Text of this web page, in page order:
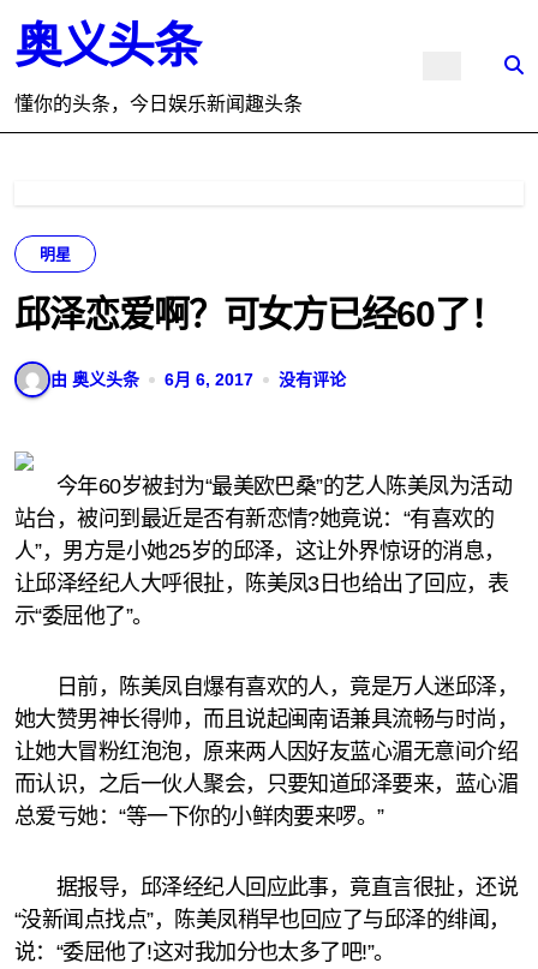
到
内
容
奥义头条
懂你的头条，今日娱乐新闻趣头条
明星
邱泽恋爱啊？可女方已经60了！
由 奥义头条 6月 6, 2017 没有评论
今年60岁被封为“最美欧巴桑”的艺人陈美凤为活动
站台，被问到最近是否有新恋情?她竟说：“有喜欢的
人”，男方是小她25岁的邱泽，这让外界惊讶的消息，
让邱泽经纪人大呼很扯，陈美凤3日也给出了回应，表
示“委屈他了”。
日前，陈美凤自爆有喜欢的人，竟是万人迷邱泽，
她大赞男神长得帅，而且说起闽南语兼具流畅与时尚，
让她大冒粉红泡泡，原来两人因好友蓝心湄无意间介绍
而认识，之后一伙人聚会，只要知道邱泽要来，蓝心湄
总爱亏她：“等一下你的小鲜肉要来啰。”
据报导，邱泽经纪人回应此事，竟直言很扯，还说
“没新闻点找点”，陈美凤稍早也回应了与邱泽的绯闻，
说：“委屈他了!这对我加分也太多了吧!”。